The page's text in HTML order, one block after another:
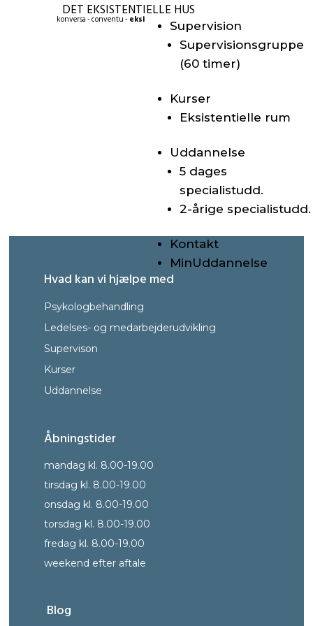
konversa - conventu -eksi
DET EKSISTENTIELLE HUS
Supervision
Supervisionsgruppe
(60 timer)
Kurser
Eksistentielle rum
Uddannelse
5 dages
specialistudd.
2-årige specialistudd.
Kontakt
MinUddannelse
Hvad kan vi hjælpe med
Psykologbehandling
Ledelses- og medarbejderudvikling
Supervison
Kurser
Uddannelse
Åbningstider
mandag kl. 8.00-19.00
tirsdag kl. 8.00-19.00
onsdag kl. 8.00-19.00
torsdag kl. 8.00-19.00
fredag kl. 8.00-19.00
weekend efter aftale
Blog